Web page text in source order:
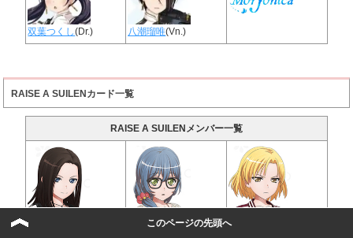
双葉つくし(Dr.) 八潮瑠唯(Vn.)
RAISE A SUILENカード一覧
RAISE A SUILENメンバー一覧
このページの先頭へ